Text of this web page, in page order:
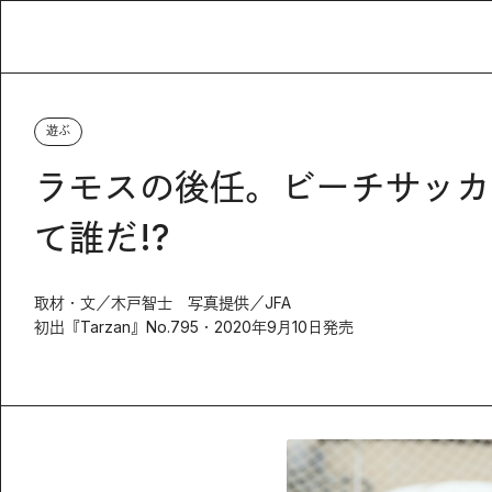
遊ぶ
ラモスの後任。ビーチサッ
て誰だ!?
取材・文／木戸智士 写真提供／JFA
初出『Tarzan』No.795・2020年9月10日発売